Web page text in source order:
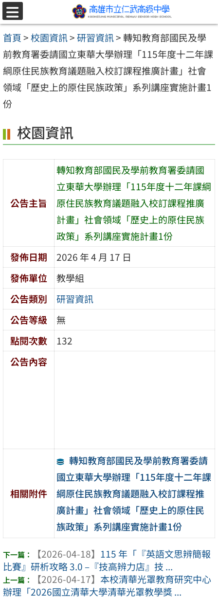
跳至主要內容區
選
單
首頁>校園資訊>研習資訊>轉知教育部國民及學
前教育署委請國立東華大學辦理「115年度十二年課
綱原住民族教育議題融入校訂課程推廣計畫」社會
領域「歷史上的原住民族政策」系列講座實施計畫1
份
校園資訊
公告主旨
轉知教育部國民及學前教育署委請國
立東華大學辦理「115年度十二年課綱
原住民族教育議題融入校訂課程推廣
計畫」社會領域「歷史上的原住民族
政策」系列講座實施計畫1份
發佈日期
2026 年 4 月 17 日
發佈單位
教學組
公告類別
研習資訊
公告等級
無
點閱次數
132
公告內容
相關附件
轉知教育部國民及學前教育署委請
國立東華大學辦理「115年度十二年課
綱原住民族教育議題融入校訂課程推
廣計畫」社會領域「歷史上的原住民
族政策」系列講座實施計畫1份
【2026-04-18】 115 年「『英語文思辨簡報
比賽』研析攻略 3.0 –『技高辨力店』技 ...
【2026-04-17】 本校清華光罩教育研究中心
辦理「2026國立清華大學清華光罩教學獎 ...